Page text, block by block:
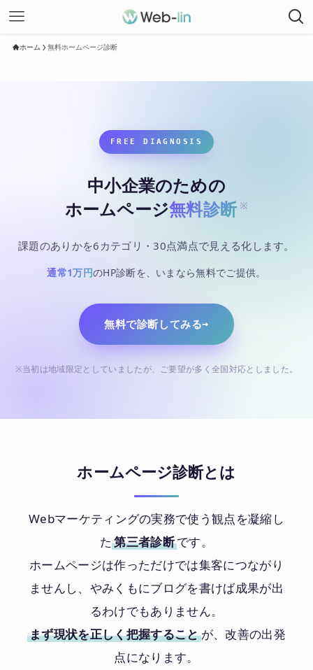
ホーム 無料ホームページ診断
FREE DIAGNOSIS
中小企業のための
ホームページ無料診断 ※
課題のありかを6カテゴリ・30点満点で見える化します。
通常1万円のHP診断を、いまなら無料でご提供。
無料で診断してみる
※当初は地域限定としていましたが、ご要望が多く全国対応としました。
ホームページ診断とは
Webマーケティングの実務で使う観点を凝縮し
た第三者診断です。
ホームページは作っただけでは集客につながり
ませんし、やみくもにブログを書けば成果が出
るわけでもありません。
まず現状を正しく把握することが、改善の出発
点になります。